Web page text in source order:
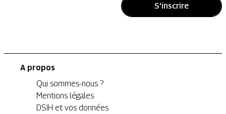
S'inscrire
A propos
Qui sommes-nous ?
Mentions légales
DSIH et vos données